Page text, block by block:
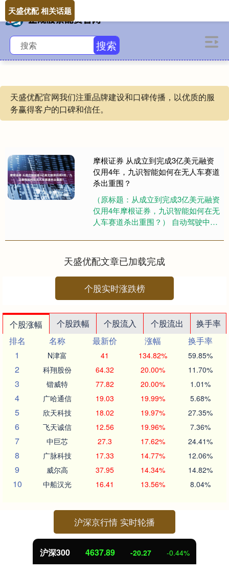
搜索
天盛优配官网我们注重品牌建设和口碑传播，以优质的服
务赢得客户的口碑和信任。
天盛优配 相关话题
摩根证券 从成立到完成3亿美元融资
仅用4年，九识智能如何在无人车赛道
杀出重围？
（原标题：从成立到完成3亿美元融资
仅用4年摩根证券，九识智能如何在无
人车赛道杀出重围？） 自动驾驶中，
在位于江苏苏州的中通昆....
天盛优配文章已加载完成
个股实时涨跌榜
个股涨幅 个股跌幅 个股流入 个股流出
换手率
排名
名称 最新价 涨幅
换手率
1
N津富 41 134.82% 59.85%
2 科翔股份 64.32 20.00% 11.70%
3 锴威特 77.82 20.00% 1.01%
4 广哈通信 19.03 19.99% 5.68%
5 欣天科技 18.02 19.97% 27.35%
6 飞天诚信 12.56 19.96% 7.36%
7 中巨芯 27.3 17.62% 24.41%
8 广脉科技 17.33 14.77% 12.06%
9 威尔高 37.95 14.34% 14.82%
10 中船汉光 16.41 13.56% 8.04%
沪深京行情 实时轮播
沪深300 4637.89 -20.27 -0.44%